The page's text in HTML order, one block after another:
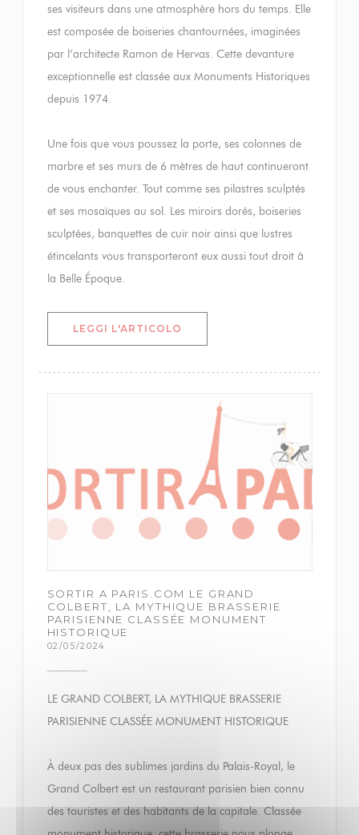
ses visiteurs dans une atmosphère hors du temps. Elle
est composée de boiseries chantournées, imaginées
par l’architecte Ramon de Hervas. Cette devanture
exceptionnelle est classée aux Monuments Historiques
depuis 1974.
Une fois que vous poussez la porte, ses colonnes de
marbre et ses murs de 6 mètres de haut continueront
de vous enchanter. Tout comme ses pilastres sculptés
et ses mosaïques au sol. Les miroirs dorés, boiseries
sculptées, banquettes de cuir noir ainsi que lustres
étincelants vous transporteront eux aussi tout droit à
la Belle Époque.
LEGGI L'ARTICOLO
SORTIR A PARIS.COM LE GRAND
COLBERT, LA MYTHIQUE BRASSERIE
PARISIENNE CLASSÉE MONUMENT
HISTORIQUE
02/05/2024
LE GRAND COLBERT, LA MYTHIQUE BRASSERIE
PARISIENNE CLASSÉE MONUMENT HISTORIQUE
À deux pas des sublimes jardins du Palais-Royal, le
Grand Colbert est un restaurant parisien bien connu
des touristes et des habitants de la capitale. Classée